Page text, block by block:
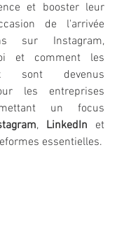
et booster leur
de l'arrivée
sur Instagram,
et comment les
sont devenus
les entreprises
un focus
, LinkedIn
essentielles.